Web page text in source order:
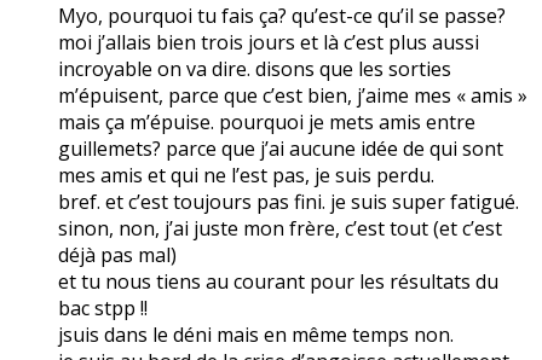
Myo, pourquoi tu fais ça? qu’est-ce qu’il se passe?
moi j’allais bien trois jours et là c’est plus aussi
incroyable on va dire. disons que les sorties
m’épuisent, parce que c’est bien, j’aime mes « amis »
mais ça m’épuise. pourquoi je mets amis entre
guillemets? parce que j’ai aucune idée de qui sont
mes amis et qui ne l’est pas, je suis perdu.
bref. et c’est toujours pas fini. je suis super fatigué.
sinon, non, j’ai juste mon frère, c’est tout (et c’est
déjà pas mal)
et tu nous tiens au courant pour les résultats du
bac stpp !!
jsuis dans le déni mais en même temps non.